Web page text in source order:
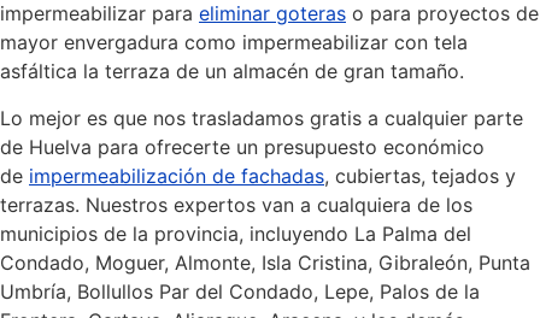
impermeabilizar para eliminar goteras o para proyectos de
mayor envergadura como impermeabilizar con tela
asfáltica la terraza de un almacén de gran tamaño.
Lo mejor es que nos trasladamos gratis a cualquier parte
de Huelva para ofrecerte un presupuesto económico
de impermeabilización de fachadas, cubiertas, tejados y
terrazas. Nuestros expertos van a cualquiera de los
municipios de la provincia, incluyendo La Palma del
Condado, Moguer, Almonte, Isla Cristina, Gibraleón, Punta
Umbría, Bollullos Par del Condado, Lepe, Palos de la